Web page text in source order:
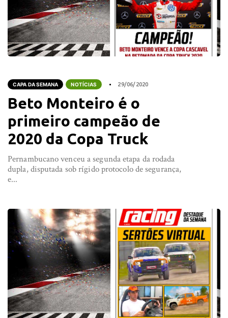
CAPA DA SEMANA NOTÍCIAS 29/06/2020
Beto Monteiro é o
primeiro campeão de
2020 da Copa Truck
Pernambucano venceu a segunda etapa da rodada
dupla, disputada sob rígido protocolo de segurança,
e...